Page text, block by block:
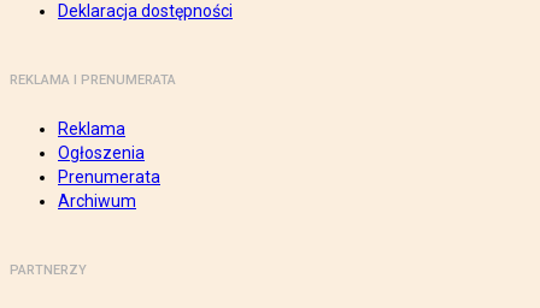
Deklaracja dostępności
REKLAMA I PRENUMERATA
Reklama
Ogłoszenia
Prenumerata
Archiwum
PARTNERZY